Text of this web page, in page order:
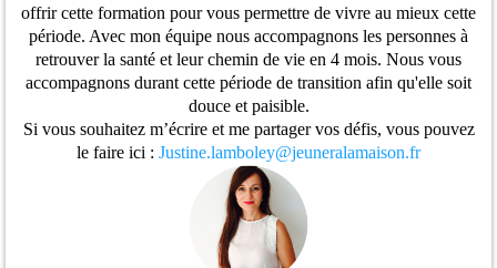
offrir cette formation pour vous permettre de vivre au mieux cette
période. Avec mon équipe nous accompagnons les personnes à
retrouver la santé et leur chemin de vie en 4 mois. Nous vous
accompagnons durant cette période de transition afin qu'elle soit
douce et paisible.
Si vous souhaitez m’écrire et me partager vos défis, vous pouvez
le faire ici : Justine.lamboley@jeuneralamaison.fr